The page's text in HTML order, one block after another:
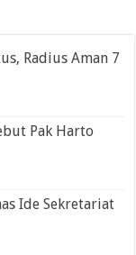
Radius Aman 7
Pak Harto
Ide Sekretariat